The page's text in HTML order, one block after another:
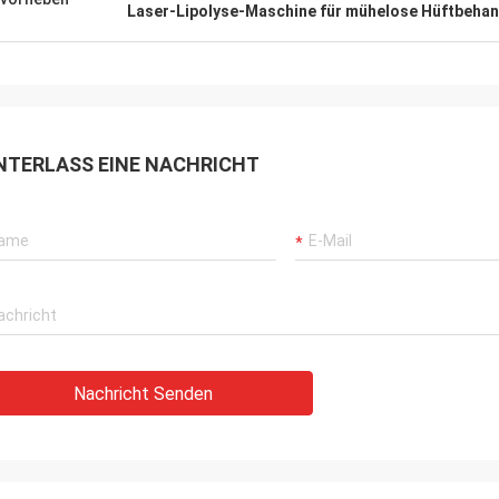
Laser-Lipolyse-Maschine für mühelose
EINE NACHRICHT
Nachricht Senden